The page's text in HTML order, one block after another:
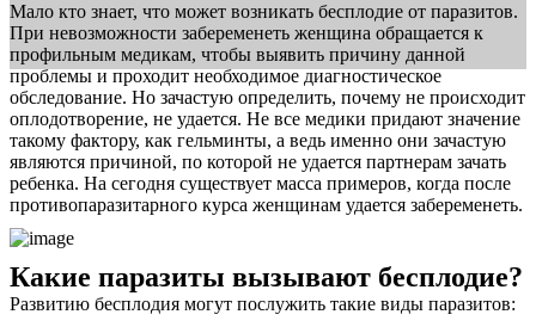
Мало кто знает, что может возникать бесплодие от паразитов.
При невозможности забеременеть женщина обращается к
профильным медикам, чтобы выявить причину данной
проблемы и проходит необходимое диагностическое
обследование. Но зачастую определить, почему не происходит
оплодотворение, не удается. Не все медики придают значение
такому фактору, как гельминты, а ведь именно они зачастую
являются причиной, по которой не удается партнерам зачать
ребенка. На сегодня существует масса примеров, когда после
противопаразитарного курса женщинам удается забеременеть.
Какие паразиты вызывают бесплодие?
Развитию бесплодия могут послужить такие виды паразитов: